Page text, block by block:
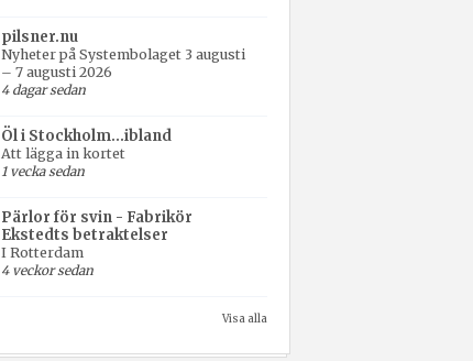
pilsner.nu
Nyheter på Systembolaget 3 augusti
– 7 augusti 2026
4 dagar sedan
Öl i Stockholm...ibland
Att lägga in kortet
1 vecka sedan
Pärlor för svin - Fabrikör
Ekstedts betraktelser
I Rotterdam
4 veckor sedan
Visa alla